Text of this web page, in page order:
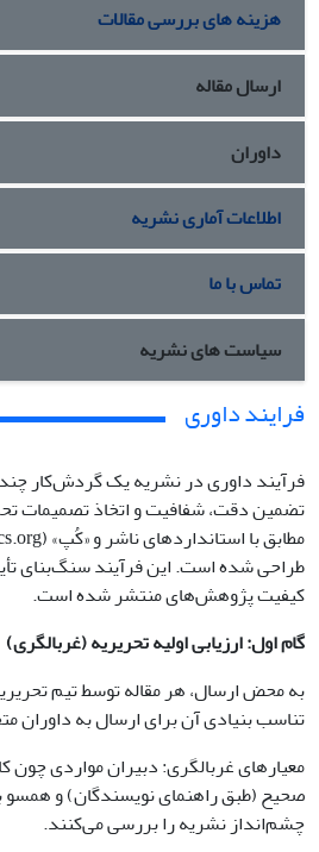
هزینه های بررسی مقالات
ارسال مقاله
داوران
اطلاعات آماری نشریه
تماس با ما
سیاست های نشریه
فرایند داوری
فرآیند داوری در نشریه یک گردش‌کار
تضمین دقت، شفافیت و اتخاذ تصمیمات
طراحی شده است. این فرآیند سنگ‌بنای
کیفیت پژوهش‌های منتشر شده است.
گام اول: ارزیابی اولیه تحریریه (غربالگری)
به محض ارسال، هر مقاله توسط تیم
تناسب بنیادی آن برای ارسال به
معیارهای غربالگری: دبیران مواردی
صحیح (طبق راهنمای نویسندگان) و همسو
چشم‌انداز نشریه را بررسی می‌کنند.